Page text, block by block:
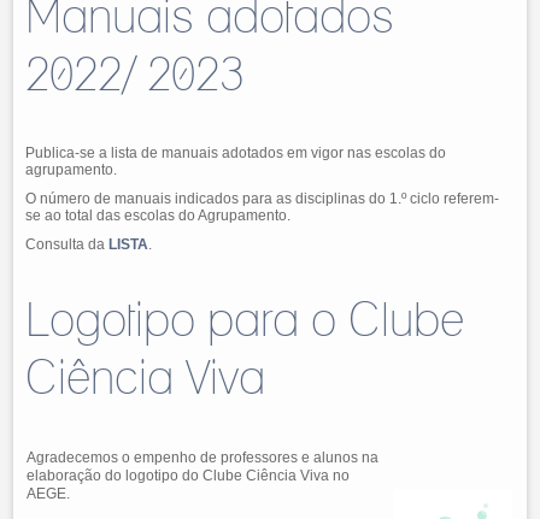
Manuais adotados
2022/ 2023
Publica-se a lista de manuais adotados em vigor nas escolas do
agrupamento.
O número de manuais indicados para as disciplinas do 1.º ciclo referem-
se ao total das escolas do Agrupamento.
Consulta daLISTA
Logotipo para o Clube
Ciência Viva
Agradecemos o empenho de professores e alunos na
elaboração do logotipo do Clube Ciência Viva no
AEGE.